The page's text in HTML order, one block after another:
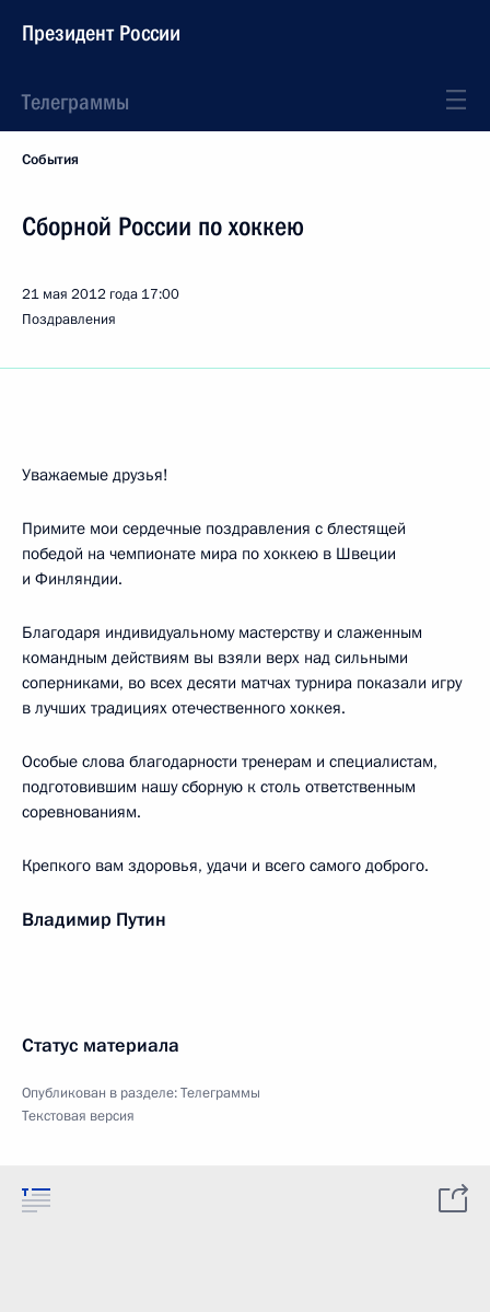
Президент России
Телеграммы
События
Сборной России по хоккею
21 мая 2012 года 17:00
Поздравления
Уважаемые друзья!
Примите мои сердечные поздравления с блестящей
победой на чемпионате мира по хоккею в Швеции
и Финляндии.
Благодаря индивидуальному мастерству и слаженным
командным действиям вы взяли верх над сильными
соперниками, во всех десяти матчах турнира показали игру
в лучших традициях отечественного хоккея.
Особые слова благодарности тренерам и специалистам,
подготовившим нашу сборную к столь ответственным
соревнованиям.
Крепкого вам здоровья, удачи и всего самого доброго.
Владимир Путин
Статус материала
Опубликован в разделе:Телеграммы
Текстовая версия